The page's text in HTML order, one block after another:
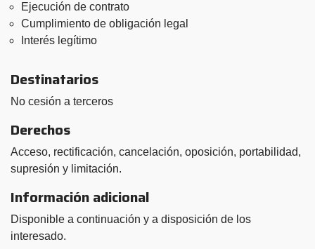
Ejecución de contrato
Cumplimiento de obligación legal
Interés legítimo
Destinatarios
No cesión a terceros
Derechos
Acceso, rectificación, cancelación, oposición, portabilidad,
supresión y limitación.
Información adicional
Disponible a continuación y a disposición de los
interesado.